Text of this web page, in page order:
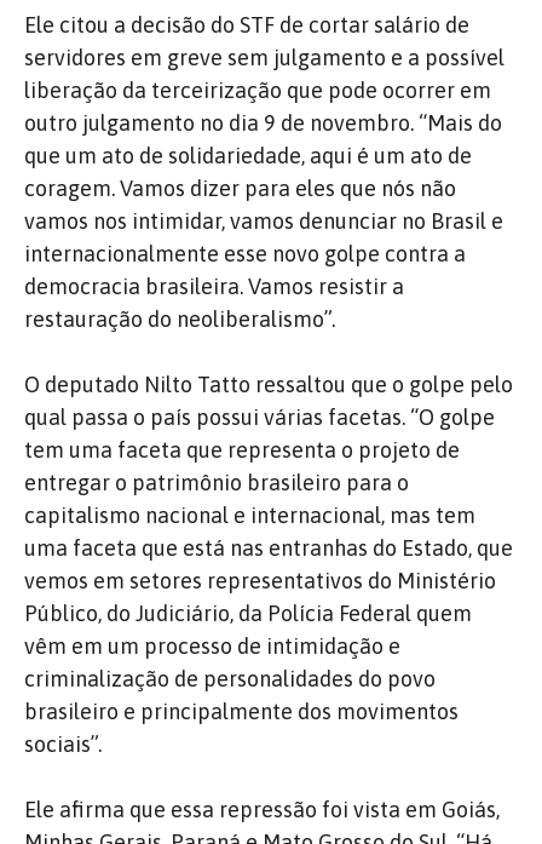
Ele citou a decisão do STF de cortar salário de
servidores em greve sem julgamento e a possível
liberação da terceirização que pode ocorrer em
outro julgamento no dia 9 de novembro. “Mais do
que um ato de solidariedade, aqui é um ato de
coragem. Vamos dizer para eles que nós não
vamos nos intimidar, vamos denunciar no Brasil e
internacionalmente esse novo golpe contra a
democracia brasileira. Vamos resistir a
restauração do neoliberalismo”.
O deputado Nilto Tatto ressaltou que o golpe pelo
qual passa o país possui várias facetas. “O golpe
tem uma faceta que representa o projeto de
entregar o patrimônio brasileiro para o
capitalismo nacional e internacional, mas tem
uma faceta que está nas entranhas do Estado, que
vemos em setores representativos do Ministério
Público, do Judiciário, da Polícia Federal quem
vêm em um processo de intimidação e
criminalização de personalidades do povo
brasileiro e principalmente dos movimentos
sociais”.
Ele afirma que essa repressão foi vista em Goiás,